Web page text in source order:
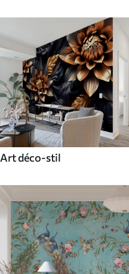
Art déco-stil